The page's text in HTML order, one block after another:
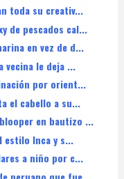
toda su creativ...
de pescados cal...
en vez de d...
vecina le deja ...
por orient...
el cabello a su...
en bautizo ...
estilo Inca y s...
a niño por c...